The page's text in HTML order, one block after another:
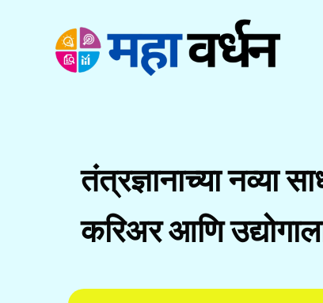
तंत्रज्ञानाच्या नव्या
करिअर आणि